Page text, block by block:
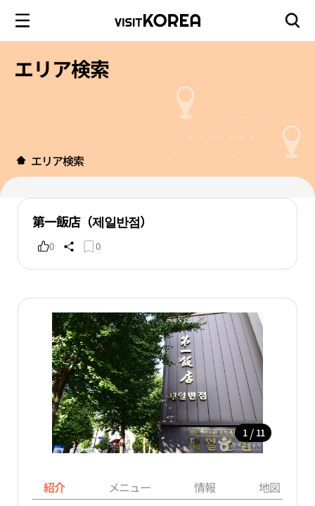
エリア検索
エリア検索
第一飯店（제일반점）
0 0
1 / 11
紹介 メニュー 情報 地図